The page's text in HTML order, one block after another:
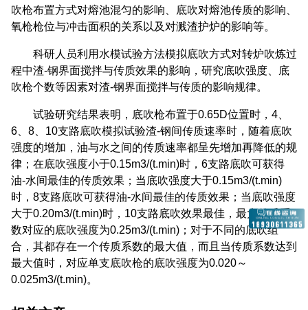
吹枪布置方式对熔池混匀的影响、底吹对熔池传质的影响、
氧枪枪位与冲击面积的关系以及对溅渣护炉的影响等。
科研人员利用水模试验方法模拟底吹方式对转炉吹炼过
程中渣-钢界面搅拌与传质效果的影响，研究底吹强度、底
吹枪个数等因素对渣-钢界面搅拌与传质的影响规律。
试验研究结果表明，底吹枪布置于0.65D位置时，4、
6、8、10支路底吹模拟试验渣-钢间传质速率时，随着底吹
强度的增加，油与水之间的传质速率都呈先增加再降低的规
律；在底吹强度小于0.15m3/(t.min)时，6支路底吹可获得
油-水间最佳的传质效果；当底吹强度大于0.15m3/(t.min)
时，8支路底吹可获得油-水间最佳的传质效果；当底吹强度
大于0.20m3/(t.min)时，10支路底吹效果最佳，最大传质系
数对应的底吹强度为0.25m3/(t.min)；对于不同的底吹组
合，其都存在一个传质系数的最大值，而且当传质系数达到
最大值时，对应单支底吹枪的底吹强度为0.020～
0.025m3/(t.min)。